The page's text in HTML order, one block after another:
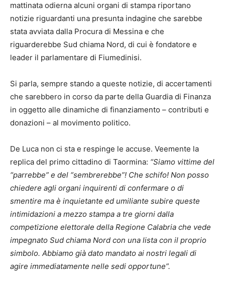
mattinata odierna alcuni organi di stampa riportano
notizie riguardanti una presunta indagine che sarebbe
stata avviata dalla Procura di Messina e che
riguarderebbe Sud chiama Nord, di cui è fondatore e
leader il parlamentare di Fiumedinisi.
Si parla, sempre stando a queste notizie, di accertamenti
che sarebbero in corso da parte della Guardia di Finanza
in oggetto alle dinamiche di finanziamento – contributi e
donazioni – al movimento politico.
De Luca non ci sta e respinge le accuse. Veemente la
replica del primo cittadino di Taormina: “Siamo vittime del
“parrebbe” e del “sembrerebbe”! Che schifo! Non posso
chiedere agli organi inquirenti di confermare o di
smentire ma è inquietante ed umiliante subire queste
intimidazioni a mezzo stampa a tre giorni dalla
competizione elettorale della Regione Calabria che vede
impegnato Sud chiama Nord con una lista con il proprio
simbolo. Abbiamo già dato mandato ai nostri legali di
agire immediatamente nelle sedi opportune”.